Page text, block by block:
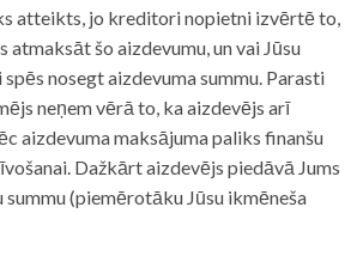
atteikts, jo kreditori nopietni izvērtē to,
atmaksāt šo aizdevumu, un vai Jūsu
nosegt aizdevuma summu. Parasti
neņem vērā to, ka aizdevējs arī
aizdevuma maksājuma paliks finanšu
Dažkārt aizdevējs piedāvā Jums
(piemērotāku Jūsu ikmēneša